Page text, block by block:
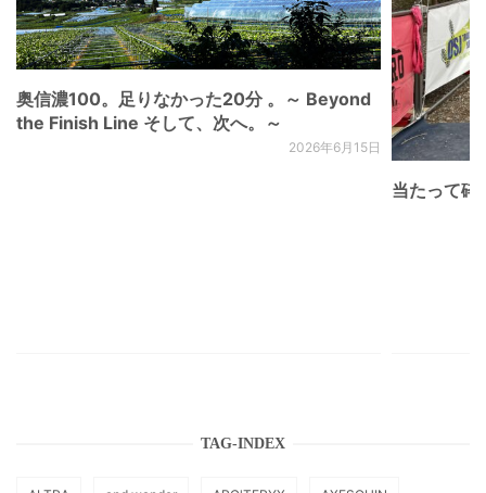
奥信濃100。足りなかった20分 。～ Beyond
the Finish Line そして、次へ。～
2026年6月15日
当たって砕
TAG-INDEX